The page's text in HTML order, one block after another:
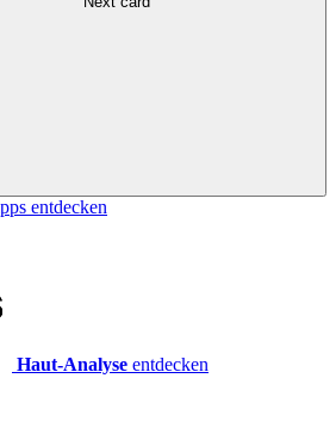
entdecken
Haut-Analyse entdecken